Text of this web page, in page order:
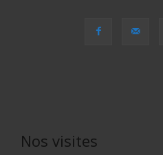
Nos visites